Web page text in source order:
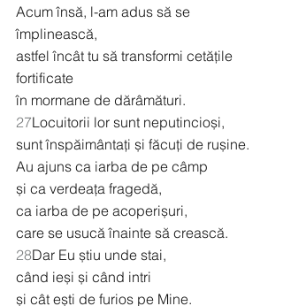
Acum însă, l-am adus să se
împlinească,
astfel încât tu să transformi cetățile
fortificate
în mormane de dărâmături.
27Locuitorii lor sunt neputincioși,
sunt înspăimântați și făcuți de rușine.
Au ajuns ca iarba de pe câmp
și ca verdeața fragedă,
ca iarba de pe acoperișuri,
care se usucă înainte să crească.
28Dar Eu știu unde stai,
când ieși și când intri
și cât ești de furios pe Mine.